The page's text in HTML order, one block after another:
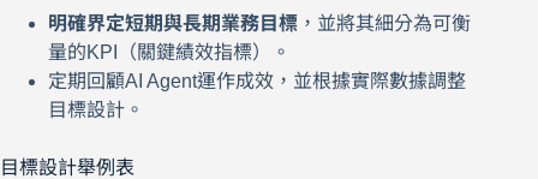
明確界定短期與長期業務目標 ，並將其細分為可衡
量的KPI（關鍵績效指標）。
定期回顧AI Agent運作成效，並根據實際數據調整
目標設計。
目標設計舉例表